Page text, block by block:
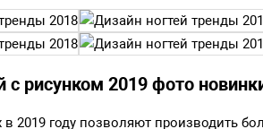
с рисунком 2019 фото
в 2019 году позволяют производить